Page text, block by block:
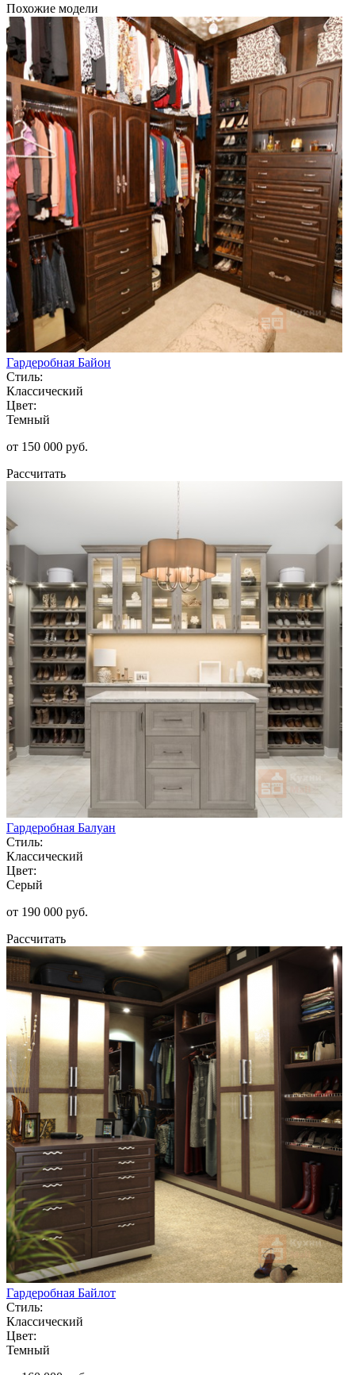
Похожие модели
Гардеробная Байон
Стиль:
Классический
Цвет:
Темный
от 150 000 руб.
Рассчитать
Гардеробная Балуан
Стиль:
Классический
Цвет:
Серый
от 190 000 руб.
Рассчитать
Гардеробная Байлот
Стиль:
Классический
Цвет:
Темный